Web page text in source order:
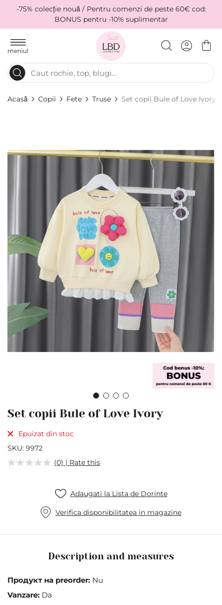
-75% colecție nouă / Pentru comenzi de peste 60€ cod:
BONUS pentru -10% suplimentar
meniul
Acasă Copii Fete Truse Set copii Bule of Love Ivory
end
to
beginning
of
the
images
Set copii Bule of Love Ivory
Epuizat din stoc
SKU 9972
(0) | Rate this
Adaugati la Lista de Dorinte
Verifica disponibilitatea in magazine
Description and measures
Продукт на preorder: Nu
Vanzare: Da